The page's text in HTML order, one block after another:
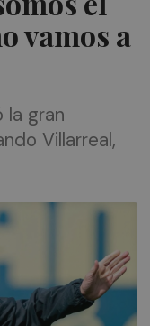
vamos a
la gran
Villarreal,